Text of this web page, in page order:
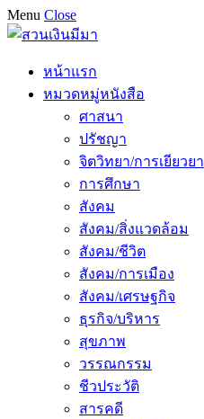
Menu Close
หน้าแรก
หมวดหมู่หนังสือ
ศาสนา
ปรัชญา
จิตวิทยา/การเยียวยา
การศึกษา
สังคม
สังคม/สิ่งแวดล้อม
สังคม/ชีวิต
สังคม/การเมือง
สังคม/เศรษฐกิจ
ธุรกิจ/บริหาร
สุขภาพ
วรรณกรรม
ชีวประวัติ
สารคดี